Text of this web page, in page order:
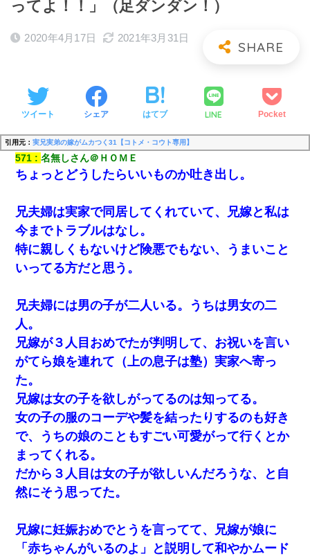
ってよ！！」（足ダンダン！）
2020年4月17日 2021年3月31日
ツイート シェア はてブ LINE Pocket
引用元： 実兄実弟の嫁がムカつく31【コトメ・コウト専用】
571 名無しさん＠ＨＯＭＥ
ちょっとどうしたらいいものか吐き出し。
兄夫婦は実家で同居してくれていて、兄嫁と私は
今までトラブルはなし。
特に親しくもないけど険悪でもない、うまいこと
いってる方だと思う。
兄夫婦には男の子が二人いる。うちは男女の二
人。
兄嫁が３人目おめでたが判明して、お祝いを言い
がてら娘を連れて（上の息子は塾）実家へ寄っ
た。
兄嫁は女の子を欲しがってるのは知ってる。
女の子の服のコーデや髪を結ったりするのも好き
で、うちの娘のこともすごい可愛がって行くとか
まってくれる。
だから３人目は女の子が欲しいんだろうな、と自
然にそう思ってた。
兄嫁に妊娠おめでとうを言ってて、兄嫁が娘に
「赤ちゃんがいるのよ」と説明して和やかムード